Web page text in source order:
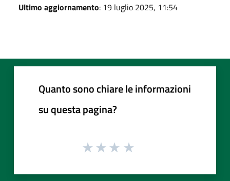
Ultimo aggiornamento: 19 luglio 2025, 11:54
Quanto sono chiare le informazioni
su questa pagina?